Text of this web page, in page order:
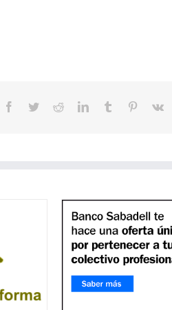
Facebook
TwitterRedditLinkedInTumblr Pinterest
Vk